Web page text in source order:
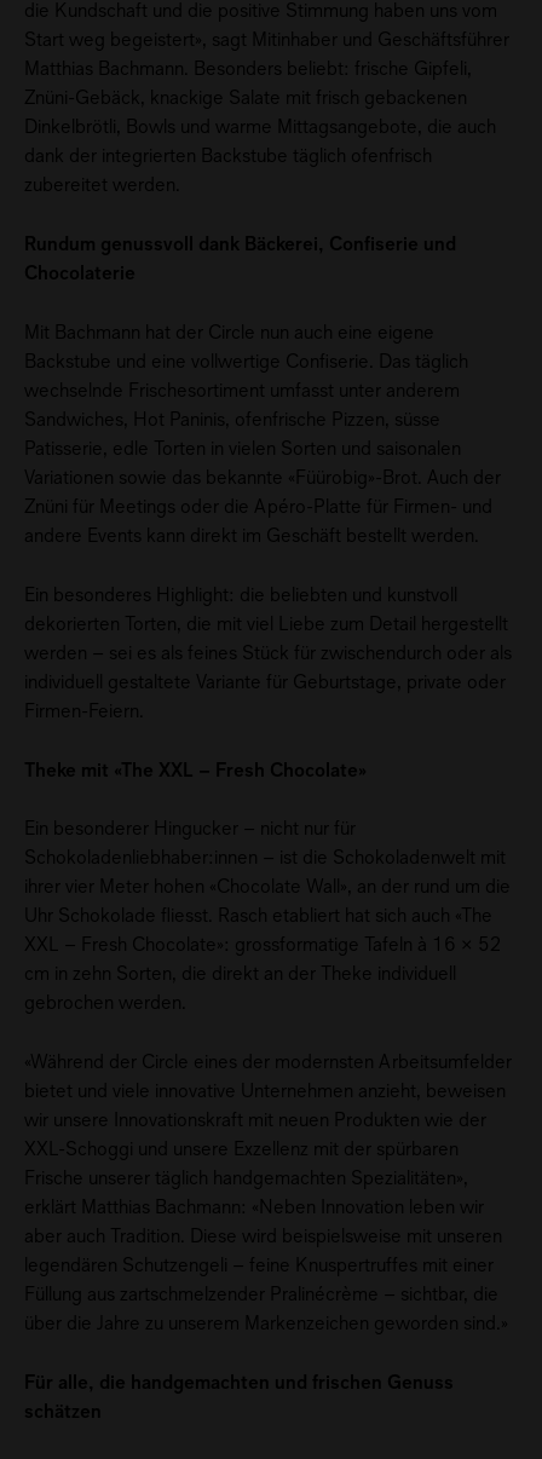
die Kundschaft und die positive Stimmung haben uns vom
Start weg begeistert», sagt Mitinhaber und Geschäftsführer
Matthias Bachmann. Besonders beliebt: frische Gipfeli,
Znüni-Gebäck, knackige Salate mit frisch gebackenen
Dinkelbrötli, Bowls und warme Mittagsangebote, die auch
dank der integrierten Backstube täglich ofenfrisch
zubereitet werden.
Rundum genussvoll dank Bäckerei, Confiserie und
Chocolaterie
Mit Bachmann hat der Circle nun auch eine eigene
Backstube und eine vollwertige Confiserie. Das täglich
wechselnde Frischesortiment umfasst unter anderem
Sandwiches, Hot Paninis, ofenfrische Pizzen, süsse
Patisserie, edle Torten in vielen Sorten und saisonalen
Variationen sowie das bekannte «Füürobig»-Brot. Auch der
Znüni für Meetings oder die Apéro-Platte für Firmen- und
andere Events kann direkt im Geschäft bestellt werden.
Ein besonderes Highlight: die beliebten und kunstvoll
dekorierten Torten, die mit viel Liebe zum Detail hergestellt
werden – sei es als feines Stück für zwischendurch oder als
individuell gestaltete Variante für Geburtstage, private oder
Firmen-Feiern.
Theke mit «The XXL – Fresh Chocolate»
Ein besonderer Hingucker – nicht nur für
Schokoladenliebhaber:innen – ist die Schokoladenwelt mit
ihrer vier Meter hohen «Chocolate Wall», an der rund um die
Uhr Schokolade fliesst. Rasch etabliert hat sich auch «The
XXL – Fresh Chocolate»: grossformatige Tafeln à 16 × 52
cm in zehn Sorten, die direkt an der Theke individuell
gebrochen werden.
«Während der Circle eines der modernsten Arbeitsumfelder
bietet und viele innovative Unternehmen anzieht, beweisen
wir unsere Innovationskraft mit neuen Produkten wie der
XXL-Schoggi und unsere Exzellenz mit der spürbaren
Frische unserer täglich handgemachten Spezialitäten»,
erklärt Matthias Bachmann: «Neben Innovation leben wir
aber auch Tradition. Diese wird beispielsweise mit unseren
legendären Schutzengeli – feine Knuspertruffes mit einer
Füllung aus zartschmelzender Pralinécrème – sichtbar, die
über die Jahre zu unserem Markenzeichen geworden sind.»
Für alle, die handgemachten und frischen Genuss
schätzen